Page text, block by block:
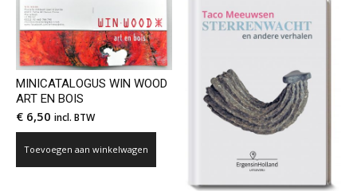
MINICATALOGUS WIN WOOD
ART EN BOIS
€ 6,50 incl. BTW
Toevoegen aan winkelwagen